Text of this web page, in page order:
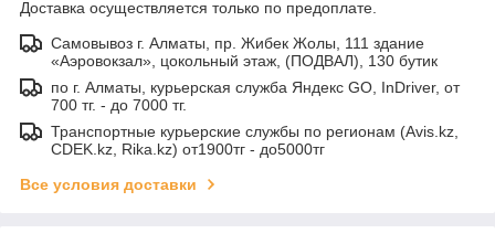
Доставка осуществляется только по предоплате.
Самовывоз г. Алматы, пр. Жибек Жолы, 111 здание
«Аэровокзал», цокольный этаж, (ПОДВАЛ), 130 бутик
по г. Алматы, курьерская служба Яндекс GO, InDriver, от
700 тг. - до 7000 тг.
Транспортные курьерские службы по регионам (Avis.kz,
CDEK.kz, Rika.kz) от1900тг - до5000тг
Все условия доставки